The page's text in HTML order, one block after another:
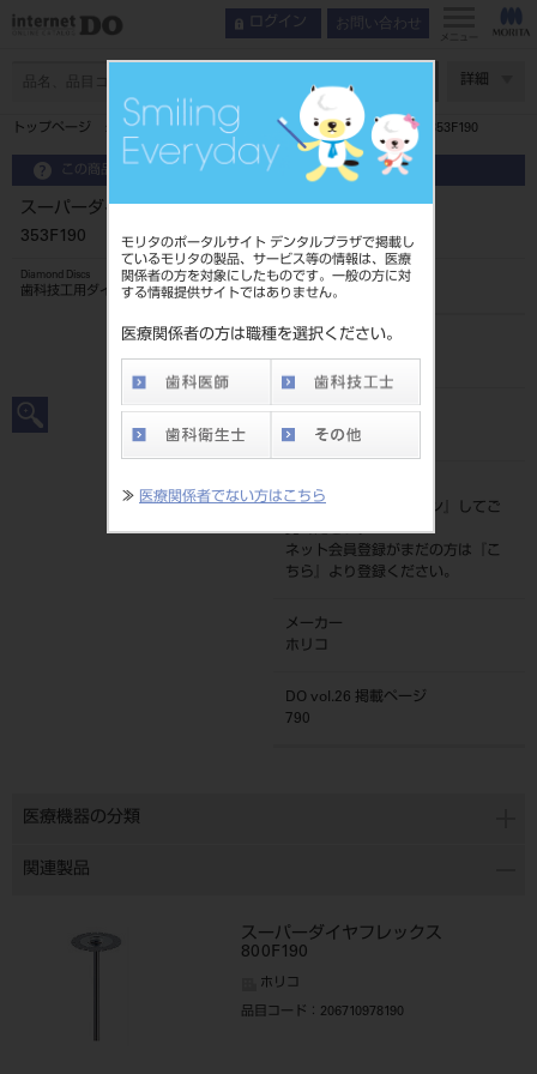
モリタのポータルサイト デンタルプラザで掲載し
ているモリタの製品、サービス等の情報は、医療
関係者の方を対象にしたものです。一般の方に対
する情報提供サイトではありません。
医療関係者の方は職種を選択ください。
≫ 医療関係者でない方はこちら
ログイン お問い合わせ
メニュー
詳細
トップページ スーパーダイヤフレックス トランスヴィデント 353F190
この商品に関するお問い合わせ
スーパーダイヤフレックス トランスヴィデント
353F190
Diamond Discs
歯科技工用ダイヤモンド研削材
品目コード
206710979190
JAN/EANコード
4580191034108
標準価格
価格の確認は『
ログイン
』してご
覧ください。
ネット会員登録がまだの方は『
こ
ちら
』より登録ください。
メーカー
ホリコ
DO vol.26 掲載ページ
790
医療機器の分類
関連製品
スーパーダイヤフレックス
800F190
ホリコ
品目コード ：206710978190